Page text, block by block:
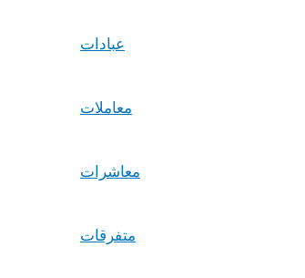
عبادات
معاملات
معاشرات
متفرقات